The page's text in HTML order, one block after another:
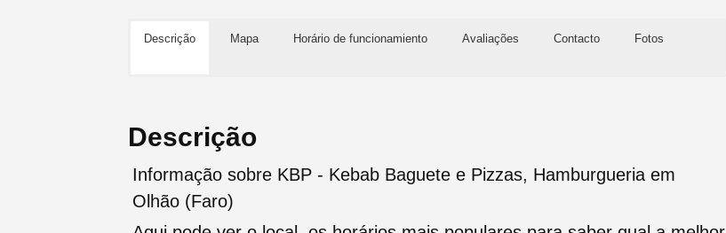
Descrição Mapa Horário de funcionamiento Avaliações Contacto Fotos
Descrição
Informação sobre KBP - Kebab Baguete e Pizzas, Hamburgueria em
Olhão (Faro)